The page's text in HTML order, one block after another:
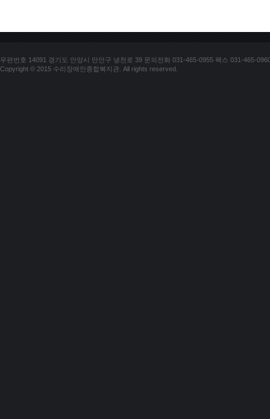
우편번호 14091 경기도 안양시 만안구 냉천로 39 문의전화 031-465-0955 팩스 031-465-
Copyright © 2015 수리장애인종합복지관. All rights reserved.